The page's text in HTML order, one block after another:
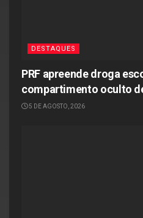
DESTAQUES
PRF apreende droga
compartimento oculto
5 DE AGOSTO, 2026